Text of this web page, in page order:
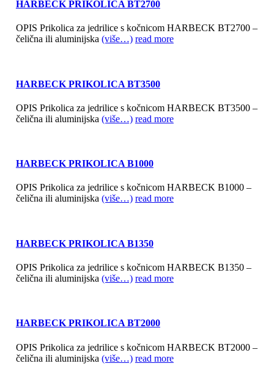
HARBECK PRIKOLICA BT2700
OPIS Prikolica za jedrilice s kočnicom HARBECK BT2700 –
čelična ili aluminijska (više…) read more
HARBECK PRIKOLICA BT3500
OPIS Prikolica za jedrilice s kočnicom HARBECK BT3500 –
čelična ili aluminijska (više…) read more
HARBECK PRIKOLICA B1000
OPIS Prikolica za jedrilice s kočnicom HARBECK B1000 –
čelična ili aluminijska (više…) read more
HARBECK PRIKOLICA B1350
OPIS Prikolica za jedrilice s kočnicom HARBECK B1350 –
čelična ili aluminijska (više…) read more
HARBECK PRIKOLICA BT2000
OPIS Prikolica za jedrilice s kočnicom HARBECK BT2000 –
čelična ili aluminijska (više…) read more